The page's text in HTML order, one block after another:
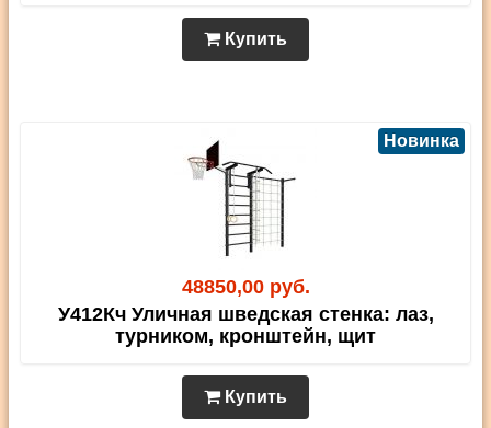
Купить
48850,00 руб.
Новинка
У412Кч Уличная шведская стенка: лаз,
турником, кронштейн, щит
Купить